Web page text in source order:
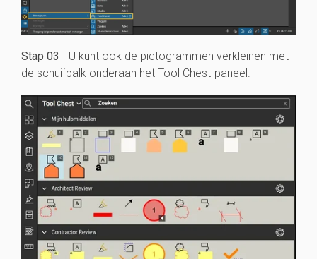
Stap 03 - U kunt ook de pictogrammen verkleinen met
de schuifbalk onderaan het Tool Chest-paneel.